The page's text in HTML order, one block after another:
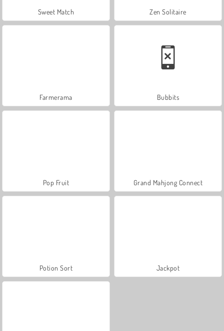
Sweet Match Zen Solitaire
Farmerama Bubbits
Pop Fruit Grand Mahjong Connect
Potion Sort Jackpot